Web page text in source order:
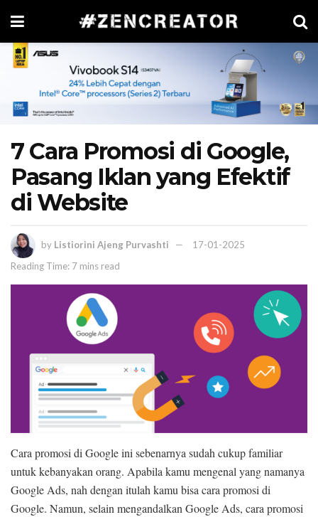
7 Cara Promosi di Google,
Pasang Iklan yang Efektif
di Website
by Listiorini Ajeng Purvashti
17-01-2025
Reading Time: 7 mins read
Cara promosi di Google ini sebenarnya sudah cukup familiar
untuk kebanyakan orang. Apabila kamu mengenal yang namanya
Google Ads, nah dengan itulah kamu bisa cara promosi di
Google. Namun, selain mengandalkan Google Ads, cara promosi